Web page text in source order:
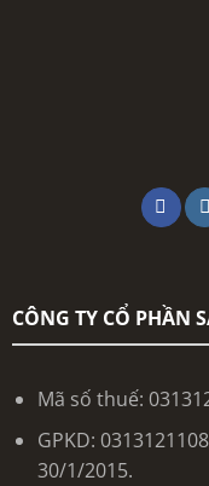
CÔNG TY CỔ PHẦN
Mã số thuế:
GPKD:
30/1/2015.